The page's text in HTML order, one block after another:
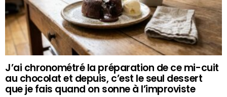
J’ai chronométré la préparation de ce mi-cuit
au chocolat et depuis, c’est le seul dessert
que je fais quand on sonne à l’improviste